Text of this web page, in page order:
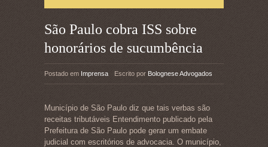
São Paulo cobra ISS sobre
honorários de sucumbência
Postado em Imprensa Escrito por Bolognese Advogados
Município de São Paulo diz que tais verbas são
receitas tributáveis Entendimento publicado pela
Prefeitura de São Paulo pode gerar um embate
judicial com escritórios de advocacia. O município,